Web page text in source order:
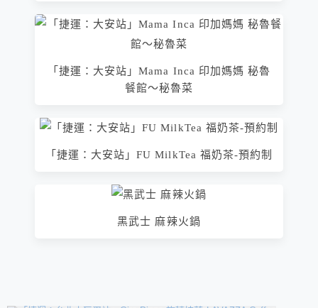
「捷運：大安站」Mama Inca 印加媽媽 秘魯
餐館～秘魯菜
「捷運：大安站」FU MilkTea 福奶茶-預約制
黑武士 麻辣火鍋